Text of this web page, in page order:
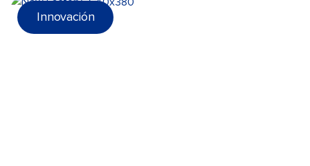
Innovación